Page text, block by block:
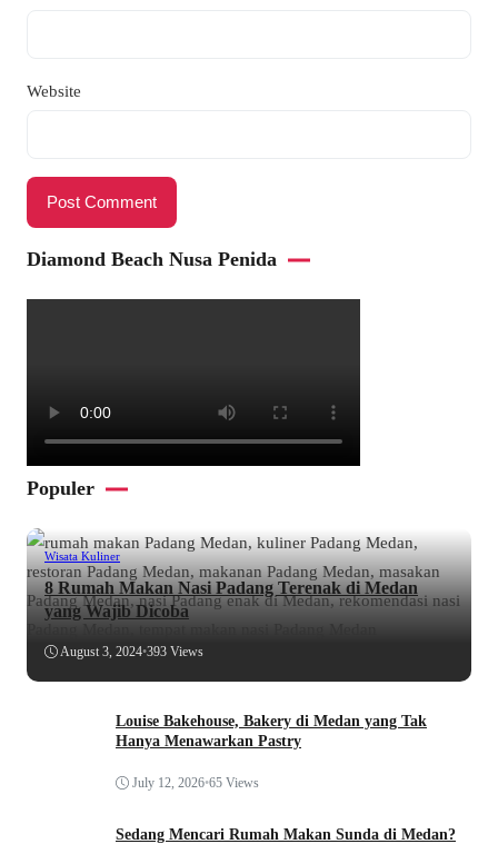
Website
Diamond Beach Nusa Penida
Populer
Wisata Kuliner
8 Rumah Makan Nasi Padang Terenak di Medan
yang Wajib Dicoba
August 3, 2024•393 Views
Louise Bakehouse, Bakery di Medan yang Tak
Hanya Menawarkan Pastry
July 12, 2026•65 Views
Sedang Mencari Rumah Makan Sunda di Medan?